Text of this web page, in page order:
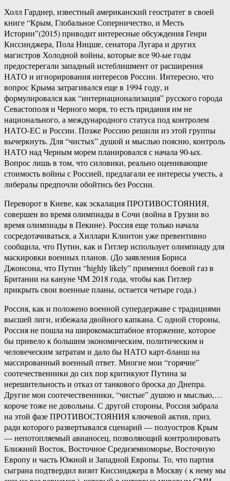
Холл Гарднер, известный американский геостратег в своей
книге “Крым, Глобальное Соперничество, и Месть
Истории”(2015) приводит интересные обсуждения Генри
Киссинджера, Пола Ницше, сенатора Лугара и других
магистров Холодной войны, которые все 90-ые годы
предостерегали западный истеблишмент от расширения
НАТО и игнорирования интересов России. Интересно, что
вопрос Крыма затрагивался еще в 1994 году, и
формулировался как “интернационализация” русского города
Севастополя и Черного моря, то есть придания им не
национального, а международного статуса под контролем
НАТО-ЕС и России. Позже Россию решили из этой группы
вычеркнуть. Для “чистых” душой и мыслью поясню, контроль
НАТО над Черным морем планировался с начала 90-ых.
Вопрос лишь в том, что силовики, реально оценивающие
стоимость войны с Россией, предлагали ее интересы учесть, а
либералы предпочли обойтись без России.
Переворот в Киеве, как эскалация ПРОТИВОСТОЯНИЯ,
совершен во время олимпиады в Сочи (война в Грузии во
время олимпиады в Пекине). Россия еще только начала
сосредотачиваться, а Хиллари Клинтон уже превентивно
сообщила, что Путин, как и Гитлер использует олимпиаду для
маскировки военных планов. (До заявления Бориса
Джонсона, что Путин “highly likely” применил боевой газ в
Британии на кануне ЧМ 2018 года, чтобы как Гитлер
прикрыть свои военные планы, остается четыре года.)
Россия, как и положено военной супердержаве с традициями
высшей лиги, избежала двойного капкана. С одной стороны,
Россия не пошла на широкомасштабное вторжение, которое
бы привело к большим экономическим, политическим и
человеческим затратам и дало бы НАТО карт-бланш на
массированный военный ответ. Многие мои “горячие”
соотечественники до сих пор критикуют Путина за
нерешительность и отказ от танкового броска до Днепра.
Другие мои соотечественники, “чистые” душою и мыслью,…
короче тоже не довольны. С другой стороны, Россия забрала
на этой фазе ПРОТИВОСТОЯНИЯ ключевой актив, приз,
ради которого развертывался сценарий — полуостров Крым
— непотопляемый авианосец, позволяющий контролировать
Ближний Восток, Восточное Средиземноморье, Восточную
Европу и часть Южной и Западной Европы. То, что партия
сыграна подтвердил визит Киссинджера в Москву ( к нему мы